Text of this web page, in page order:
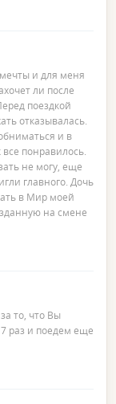
и для меня
ли после
поездкой
отказывалась.
и в
понравилось.
не могу, еще
главного. Дочь
в Мир моей
на смене
то, что Вы
раз и поедем еще